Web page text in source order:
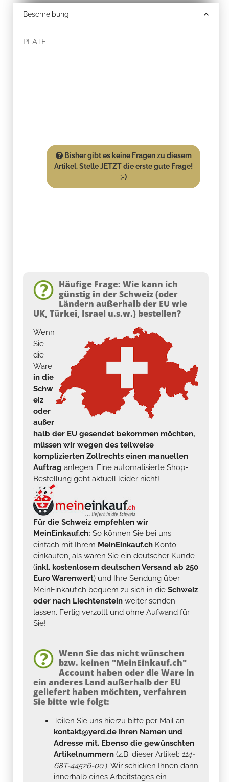
Beschreibung
PLATE
Bisher gibt es keine Fragen zu diesem
Artikel. Stelle JETZT die erste gute Frage!
:-)
Häufige Frage: Wie kann ich
günstig in der Schweiz (oder
Ländern außerhalb der EU wie
UK, Türkei, Israel u.s.w.) bestellen?
Wenn
Sie
die
Ware
in die
Schw
eiz
oder
außer
halb der EU gesendet bekommen möchten,
müssen wir wegen des teilweise
komplizierten Zollrechts einen manuellen
Auftrag anlegen. Eine automatisierte Shop-
Bestellung geht aktuell leider nicht!
Für die Schweiz empfehlen wir
MeinEinkauf.ch: So können Sie bei uns
einfach mit Ihrem MeinEinkauf.ch Konto
einkaufen, als wären Sie ein deutscher Kunde
(inkl. kostenlosem deutschen Versand ab 250
Euro Warenwert) und Ihre Sendung über
MeinEinkauf.ch bequem zu sich in die Schweiz
oder nach Liechtenstein weiter senden
lassen. Fertig verzollt und ohne Aufwand für
Sie!
Wenn Sie das nicht wünschen
bzw. keinen "MeinEinkauf.ch"
Account haben oder die Ware in
ein anderes Land außerhalb der EU
geliefert haben möchten, verfahren
Sie bitte wie folgt:
Teilen Sie uns hierzu bitte per Mail an
kontakt@yerd.de Ihren Namen und
Adresse mit. Ebenso die gewünschten
Artikelnummern (z.B. dieser Artikel: 114-
68T-44526-00). Wir schicken Ihnen dann
innerhalb eines Arbeitstages ein